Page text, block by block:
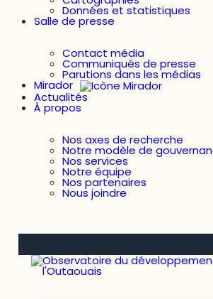
Données et statistiques
Salle de presse
Contact média
Communiqués de presse
Parutions dans les médias
Mirador
Actualités
À propos
Nos axes de recherche
Notre modèle de
Nos services
Notre équipe
Nos partenaires
Nous joindre